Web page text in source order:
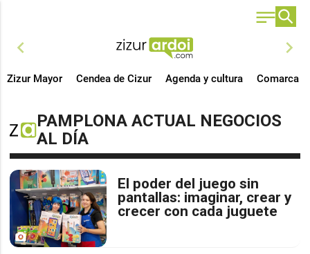
chevron_left chevron_right
Zizur Mayor Cendea de Cizur Agenda y cultura Comarca
PAMPLONA ACTUAL NEGOCIOS
AL DÍA
El poder del juego sin
pantallas: imaginar, crear y
crecer con cada juguete